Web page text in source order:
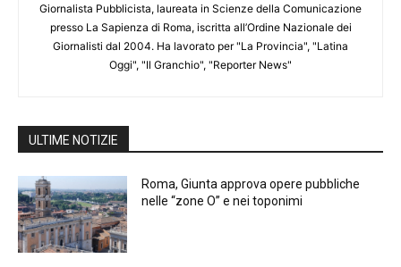
Giornalista Pubblicista, laureata in Scienze della Comunicazione
presso La Sapienza di Roma, iscritta all’Ordine Nazionale dei
Giornalisti dal 2004. Ha lavorato per "La Provincia", "Latina
Oggi", "Il Granchio", "Reporter News"
ULTIME NOTIZIE
Roma, Giunta approva opere pubbliche
nelle “zone O” e nei toponimi